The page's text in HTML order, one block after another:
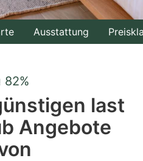
with
the
a
date.
Ausstattung
82%
last
Angebote